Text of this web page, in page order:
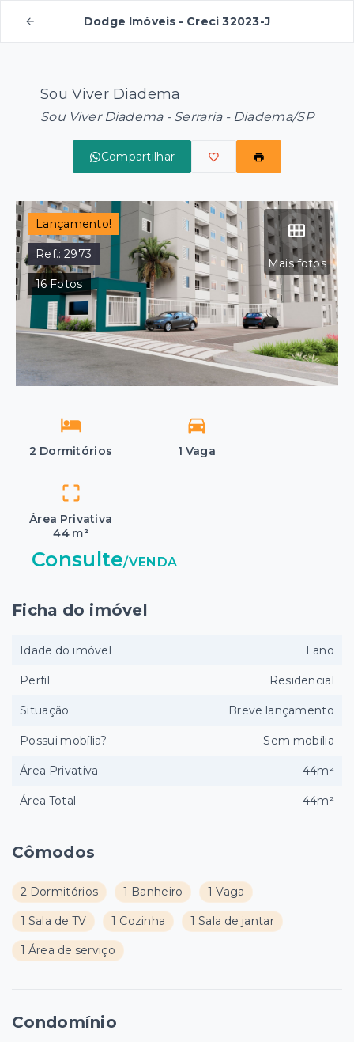
Dodge Imóveis - Creci 32023-J
Sou Viver Diadema
Sou Viver Diadema - Serraria - Diadema/SP
Compartilhar
Mais fotos
Lançamento!
Ref.:2973
16Fotos
2 Dormitórios 1 Vaga
Área Privativa
44 m²
Consulte/VENDA
Cômodos
2 Dormitórios 1 Banheiro 1 Vaga
1 Sala de TV 1 Cozinha 1 Sala de jantar
1 Área de serviço
Condomínio
Ficha do imóvel
Idade do imóvel 1 ano
Perfil Residencial
Situação Breve lançamento
Possui mobília? Sem mobília
Área Privativa 44m²
Área Total 44m²